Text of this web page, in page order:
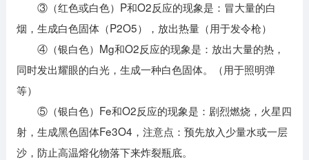
③（红色或白色）P和O2反应的现象是：冒大量的白
烟，生成白色固体（P2O5），放出热量（用于发令枪）
④（银白色）Mg和O2反应的现象是：放出大量的热，
同时发出耀眼的白光，生成一种白色固体。（用于照明弹
等）
⑤（银白色）Fe和O2反应的现象是：剧烈燃烧，火星四
射，生成黑色固体Fe3O4，注意点：预先放入少量水或一层
沙，防止高温熔化物落下来炸裂瓶底。